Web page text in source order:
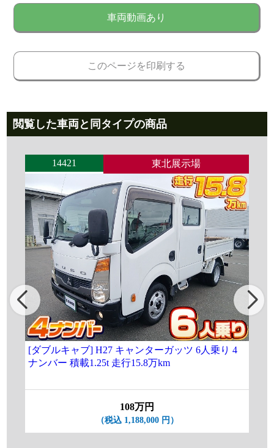
車両動画あり
このページを印刷する
閲覧した車両と同タイプの商品
14421 東北展示場
[ダブルキャブ] H27 キャンターガッツ 6人乗り 4
ナンバー 積載1.25t 走行15.8万km
108万円
（税込 1,188,000 円）